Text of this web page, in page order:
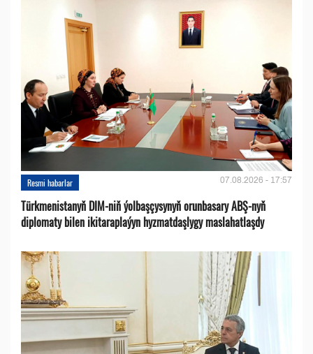
Resmi habarlar 07.08.2026 - 17:57
Türkmenistanyň DIM-niň ýolbaşçysynyň orunbasary ABŞ-nyň
diplomaty bilen ikitaraplaýyn hyzmatdaşlygy maslahatlaşdy